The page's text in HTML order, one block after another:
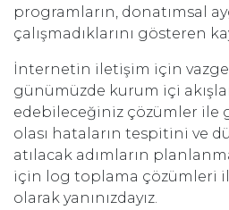
programların, donatımsal
çalışmadıklarını gösteren
İnternetin iletişim için
günümüzde kurum içi
edebileceğiniz çözümler ile
olası hataların tespitini ve
atılacak adımların
için log toplama çözümleri
olarak yanınızdayız.